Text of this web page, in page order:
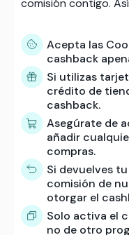
Acepta las
cashback
Si utilizas
crédito de
cashback.
Asegúrate de
añadir
compras.
Si devuelves
comisión de
otorgar el
Solo activa el
no de otro